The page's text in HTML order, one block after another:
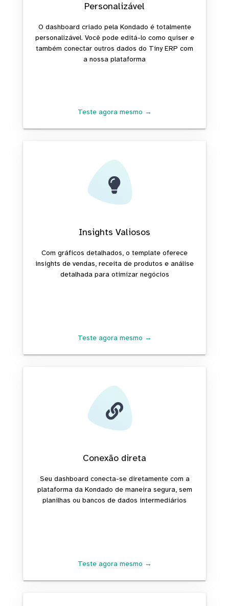
Personalizável
O dashboard criado pela Kondado é totalmente
personalizável. Você pode editá-lo como quiser e
também conectar outros dados do Tiny ERP com
a nossa plataforma
Teste agora mesmo →
Insights Valiosos
Com gráficos detalhados, o template oferece
insights de vendas, receita de produtos e análise
detalhada para otimizar negócios
Teste agora mesmo →
Conexão direta
Seu dashboard conecta-se diretamente com a
plataforma da Kondado de maneira segura, sem
planilhas ou bancos de dados intermediários
Teste agora mesmo →